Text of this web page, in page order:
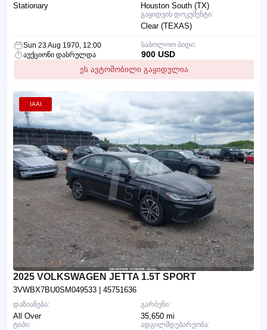
Houston South (TX)
გაყიდვის დოკუმენტი:
Clear (TEXAS)
Stationary
Sun 23 Aug 1970, 12:00
აუქციონი დასრულდა
ეს ავტომობილი გაყიდულია
საბოლოო ბიდი:
900 USD
IAAI
2025 VOLKSWAGEN JETTA 1.5T SPORT
3VWBX7BU0SM049533 | 45751636
გარბენი:
35,650 mi
ადგილმდებარეობა:
დაზიანება:
All Over
ტიპი: